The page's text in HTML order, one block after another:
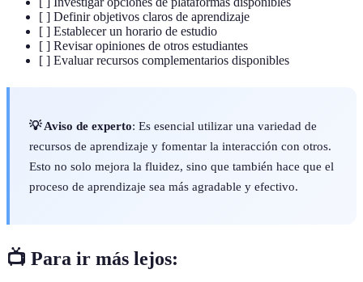
[ ] Definir objetivos claros de aprendizaje
[ ] Establecer un horario de estudio
[ ] Revisar opiniones de otros estudiantes
[ ] Evaluar recursos complementarios disponibles
💡 Aviso de experto: Es esencial utilizar una variedad de
recursos de aprendizaje y fomentar la interacción con otros.
Esto no solo mejora la fluidez, sino que también hace que el
proceso de aprendizaje sea más agradable y efectivo.
📺 Para ir más lejos: